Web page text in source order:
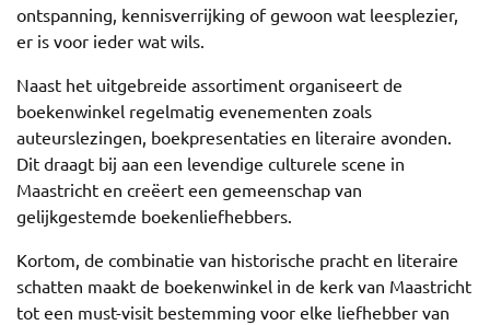
ontspanning, kennisverrijking of gewoon wat leesplezier,
er is voor ieder wat wils.
Naast het uitgebreide assortiment organiseert de
boekenwinkel regelmatig evenementen zoals
auteurslezingen, boekpresentaties en literaire avonden.
Dit draagt bij aan een levendige culturele scene in
Maastricht en creëert een gemeenschap van
gelijkgestemde boekenliefhebbers.
Kortom, de combinatie van historische pracht en literaire
schatten maakt de boekenwinkel in de kerk van Maastricht
tot een must-visit bestemming voor elke liefhebber van